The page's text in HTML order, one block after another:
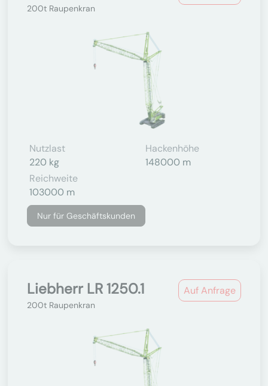
200t Raupenkran
Nutzlast
220 kg
Hackenhöhe
148000 m
Reichweite
103000 m
Nur für Geschäftskunden
Auf Anfrage
Liebherr LR 1250.1
200t Raupenkran